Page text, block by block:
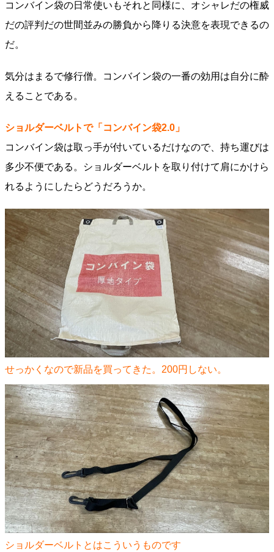
コンバイン袋の日常使いもそれと同様に、オシャレだの権威
だの評判だの世間並みの勝負から降りる決意を表現できるの
だ。
気分はまるで修行僧。コンバイン袋の一番の効用は自分に酔
えることである。
ショルダーベルトで「コンバイン袋2.0」
コンバイン袋は取っ手が付いているだけなので、持ち運びは
多少不便である。ショルダーベルトを取り付けて肩にかけら
れるようにしたらどうだろうか。
せっかくなので新品を買ってきた。200円しない。
ショルダーベルトとはこういうものです